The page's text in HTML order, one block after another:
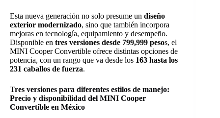
Esta nueva generación no solo presume un diseño
exterior modernizado, sino que también incorpora
mejoras en tecnología, equipamiento y desempeño.
Disponible en tres versiones desde 799,999 pesos, el
MINI Cooper Convertible ofrece distintas opciones de
potencia, con un rango que va desde los 163 hasta los
231 caballos de fuerza.
Tres versiones para diferentes estilos de manejo:
Precio y disponibilidad del MINI Cooper
Convertible en México